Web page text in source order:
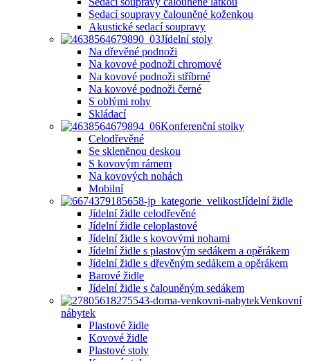
Sedací soupravy čalouněné koženkou
Akustické sedací soupravy
Jídelní stoly
Na dřevěné podnoži
Na kovové podnoži chromové
Na kovové podnoži stříbrné
Na kovové podnoži černé
S oblými rohy
Skládací
Konferenční stolky
Celodřevěné
Se skleněnou deskou
S kovovým rámem
Na kovových nohách
Mobilní
Jídelní židle
Jídelní židle celodřevěné
Jídelní židle celoplastové
Jídelní židle s kovovými nohami
Jídelní židle s plastovým sedákem a opěrákem
Jídelní židle s dřevěným sedákem a opěrákem
Barové židle
Jídelní židle s čalouněným sedákem
Venkovní
nábytek
Plastové židle
Kovové židle
Plastové stoly